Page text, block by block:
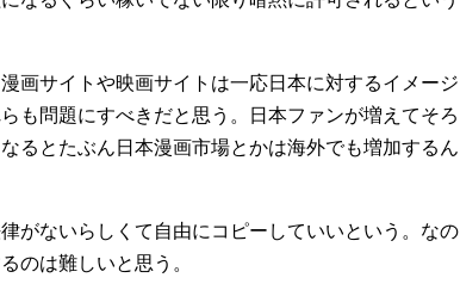
画サイトや映画サイトは一応日本に対するイメージ
も問題にすべきだと思う。日本ファンが増えてそろ
るとたぶん日本漫画市場とかは海外でも増加するん
がないらしくて自由にコピーしていいという。なの
のは難しいと思う。